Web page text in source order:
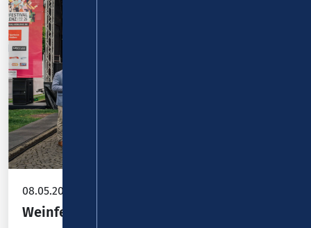
08.05.2026
Weinfestival Koblenz 2026